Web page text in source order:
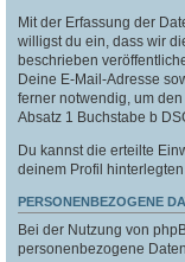
Mit der Erfassung der
willigst du ein, dass wir
beschrieben
Deine E-Mail-Adresse
ferner notwendig, um
Absatz 1 Buchstabe b
Du kannst die erteilte
deinem Profil
PERSONENBEZOGENE
Bei der Nutzung von
personenbezogene